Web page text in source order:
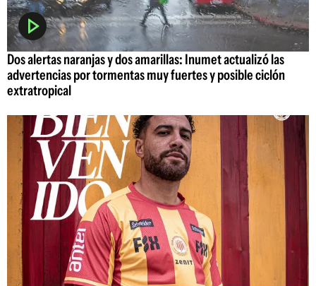
Dos alertas naranjas y dos amarillas: Inumet actualizó las
advertencias por tormentas muy fuertes y posible ciclón
extratropical